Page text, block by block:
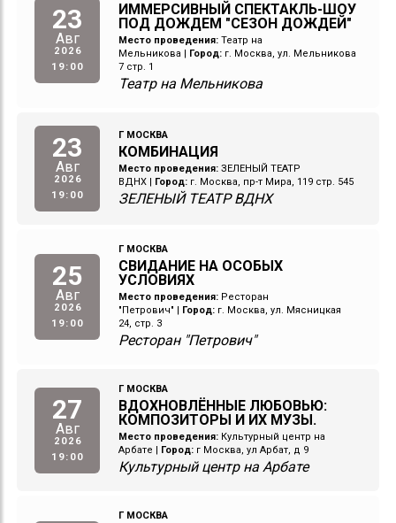
23
Авг
2026
19:00
ИММЕРСИВНЫЙ СПЕКТАКЛЬ-ШОУ
ПОД ДОЖДЕМ "СЕЗОН ДОЖДЕЙ"
Место проведения: Театр на
Мельникова
Город: г. Москва, ул. Мельникова
7 стр. 1
Театр на Мельникова
23
Авг
2026
19:00
Г МОСКВА
КОМБИНАЦИЯ
Место проведения: ЗЕЛЕНЫЙ ТЕАТР
ВДНХ | Город: г. Москва, пр-т Мира, 119 стр. 545
ЗЕЛЕНЫЙ ТЕАТР ВДНХ
25
Авг
2026
19:00
Г МОСКВА
СВИДАНИЕ НА ОСОБЫХ
УСЛОВИЯХ
Место проведения: Ресторан
"Петрович"
Город: г. Москва, ул. Мясницкая
24, стр. 3
Ресторан "Петрович"
27
Авг
2026
19:00
Г МОСКВА
ВДОХНОВЛЁННЫЕ ЛЮБОВЬЮ:
КОМПОЗИТОРЫ И ИХ МУЗЫ.
Место проведения: Культурный центр на
Арбате
Город: г Москва, ул Арбат, д 9
Культурный центр на Арбате
Г МОСКВА